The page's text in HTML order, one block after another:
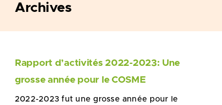
Archives
Rapport d’activités 2022-2023: Une
grosse année pour le COSME
2022-2023 fut une grosse année pour le